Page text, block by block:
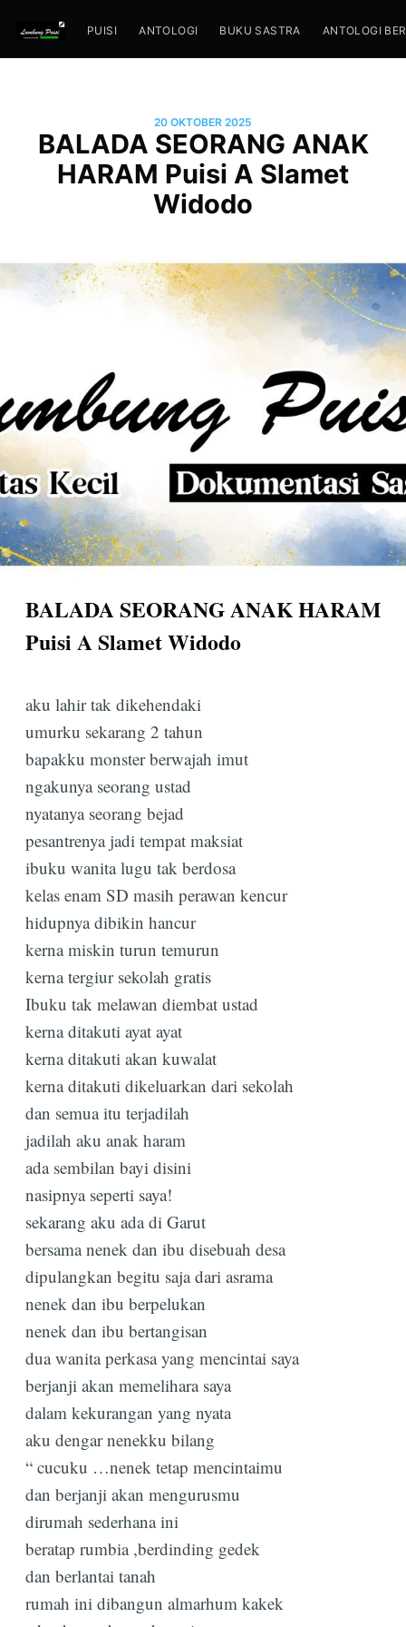
PUISI ANTOLOGI BUKU SASTRA ANTOLOGI
20 OKTOBER 2025
BALADA SEORANG ANAK
HARAM Puisi A Slamet
Widodo
BALADA SEORANG ANAK HARAM
Puisi A Slamet Widodo
aku lahir tak dikehendaki
umurku sekarang 2 tahun
bapakku monster berwajah imut
ngakunya seorang ustad
nyatanya seorang bejad
pesantrenya jadi tempat maksiat
ibuku wanita lugu tak berdosa
kelas enam SD masih perawan kencur
hidupnya dibikin hancur
kerna miskin turun temurun
kerna tergiur sekolah gratis
Ibuku tak melawan diembat ustad
kerna ditakuti ayat ayat
kerna ditakuti akan kuwalat
kerna ditakuti dikeluarkan dari sekolah
dan semua itu terjadilah
jadilah aku anak haram
ada sembilan bayi disini
nasipnya seperti saya!
sekarang aku ada di Garut
bersama nenek dan ibu disebuah desa
dipulangkan begitu saja dari asrama
nenek dan ibu berpelukan
nenek dan ibu bertangisan
dua wanita perkasa yang mencintai saya
berjanji akan memelihara saya
dalam kekurangan yang nyata
aku dengar nenekku bilang
“ cucuku …nenek tetap mencintaimu
dan berjanji akan mengurusmu
dirumah sederhana ini
beratap rumbia ,berdinding gedek
dan berlantai tanah
rumah ini dibangun almarhum kakek